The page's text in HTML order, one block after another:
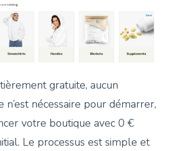
gratuite, aucun
n’est nécessaire pour démarrer,
votre boutique avec 0 €
Le processus est simple et